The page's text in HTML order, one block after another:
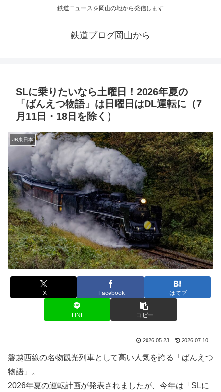
鉄道ニュースを岡山の地から発信します
鉄道ブログ岡山から
SLに乗りたいなら土曜日！2026年夏の
「ばんえつ物語」は日曜日はDL運転に（7
月11日・18日を除く）
JR東日本
X Facebook はてブ
LINE コピー
2026.05.23 2026.07.10
磐越西線の名物観光列車として高い人気を誇る「ばんえつ
物語」。
2026年夏の運転計画が発表されましたが、今年は「SLに